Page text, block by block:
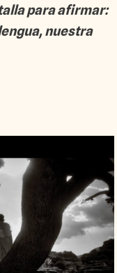
para afirmar:
nuestra